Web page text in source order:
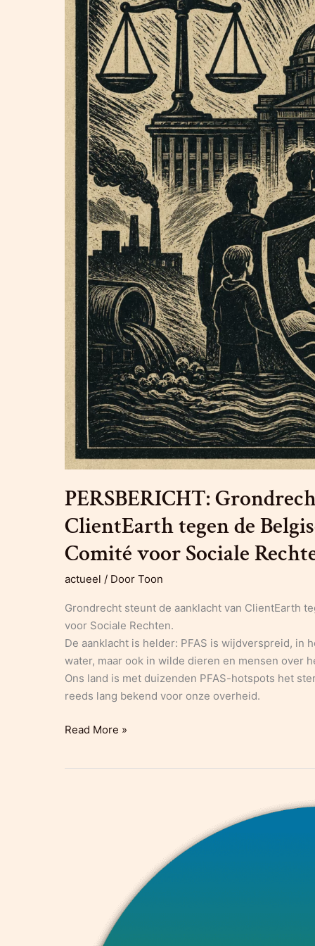
PERSBERICHT:
ClientEarth tegen de
Comité voor Sociale
actueel / Door Toon
Grondrecht steunt de aanklacht van ClientEarth
voor Sociale Rechten.
De aanklacht is helder: PFAS is wijdverspreid, in
water, maar ook in wilde dieren en mensen over
Ons land is met duizenden PFAS-hotspots het
reeds lang bekend voor onze overheid.
PERSBERICHT:
Read More »